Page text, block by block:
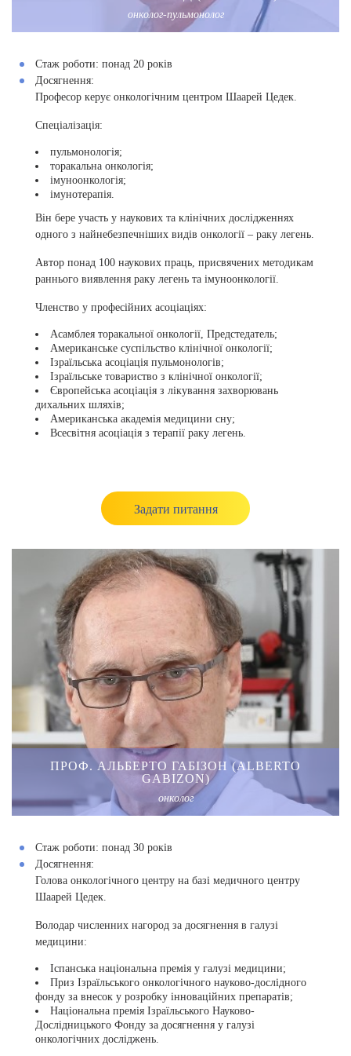
онколог-пульмонолог
Стаж роботи: понад 20 років
Досягнення:
Професор керує онкологічним центром Шаарей Цедек.
Спеціалізація:
пульмонологія;
торакальна онкологія;
імуноонкологія;
імунотерапія.
Він бере участь у наукових та клінічних дослідженнях
одного з найнебезпечніших видів онкології – раку легень.
Автор понад 100 наукових праць, присвячених методикам
раннього виявлення раку легень та імуноонкології.
Членство у професійних асоціаціях:
Асамблея торакальної онкології, Предстедатель;
Американське суспільство клінічної онкології;
Ізраїльська асоціація пульмонологів;
Ізраїльське товариство з клінічної онкології;
Європейська асоціація з лікування захворювань
дихальних шляхів;
Американська академія медицини сну;
Всесвітня асоціація з терапії раку легень.
Задати питання
ПРОФ. АЛЬБЕРТО ГАБІЗОН (ALBERTO
GABIZON)
онколог
Стаж роботи: понад 30 років
Досягнення:
Голова онкологічного центру на базі медичного центру
Шаарей Цедек.
Володар численних нагород за досягнення в галузі
медицини:
Іспанська національна премія у галузі медицини;
Приз Ізраїльського онкологічного науково-дослідного
фонду за внесок у розробку інноваційних препаратів;
Національна премія Ізраїльського Науково-
Дослідницького Фонду за досягнення у галузі
онкологічних досліджень.